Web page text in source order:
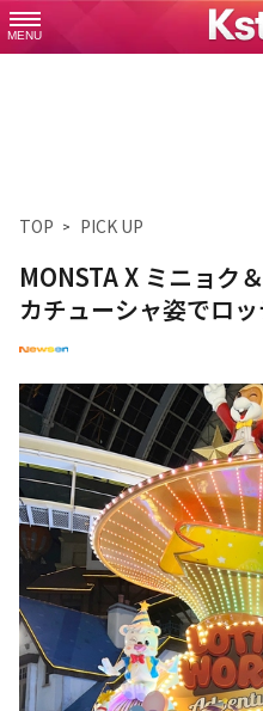
MENU
TOP PICK UP
MONSTA X ミニョク
カチューシャ姿でロ